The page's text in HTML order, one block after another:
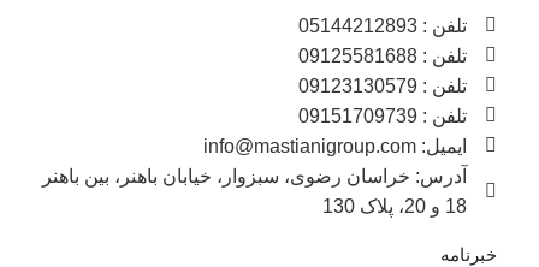
تلفن : 05144212893
تلفن : 09125581688
تلفن : 09123130579
تلفن : 09151709739
ایمیل: info@mastianigroup.com
آدرس: خراسان رضوی، سبزوار، خیابان باهنر، بین باهنر
18 و 20، پلاک 130
خبرنامه